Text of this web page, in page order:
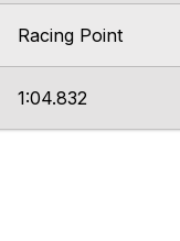
Racing Point
1:04.832